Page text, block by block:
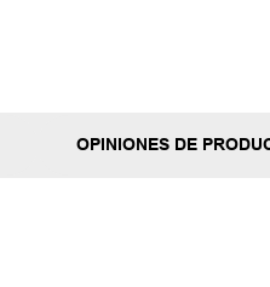
OPINIONES DE